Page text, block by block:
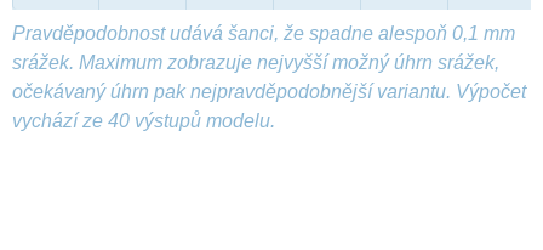
Pravděpodobnost udává šanci, že spadne alespoň 0,1 mm
srážek. Maximum zobrazuje nejvyšší možný úhrn srážek,
očekávaný úhrn pak nejpravděpodobnější variantu. Výpočet
vychází ze 40 výstupů modelu.